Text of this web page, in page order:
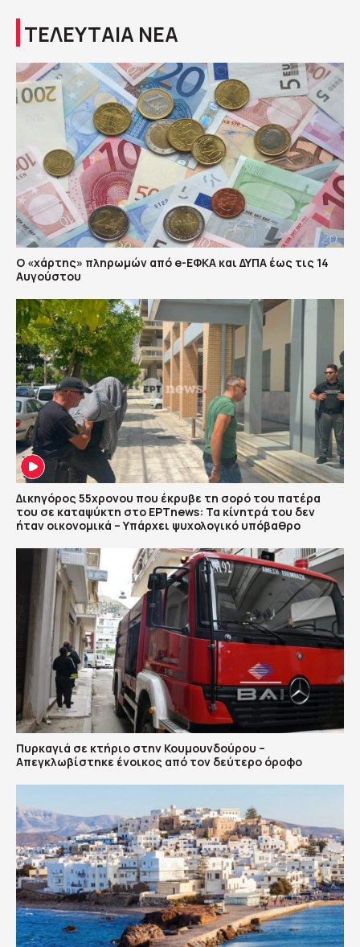
ΤΕΛΕΥΤΑΙΑ ΝΕΑ
Ο «χάρτης» πληρωμών από e-ΕΦΚΑ και ΔΥΠΑ έως τις 14
Αυγούστου
Δικηγόρος 55χρονου που έκρυβε τη σορό του πατέρα
του σε καταψύκτη στο ΕΡΤnews: Τα κίνητρά του δεν
ήταν οικονομικά – Υπάρχει ψυχολογικό υπόβαθρο
Πυρκαγιά σε κτήριο στην Κουμουνδούρου –
Απεγκλωβίστηκε ένοικος από τον δεύτερο όροφο